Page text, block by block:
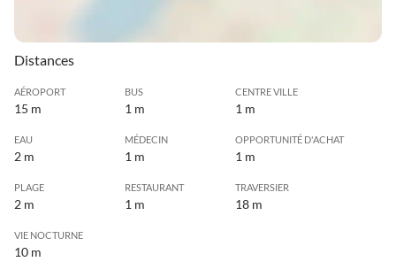
Distances
AÉROPORT
15 m
BUS
1 m
CENTRE VILLE
1 m
EAU
2 m
MÉDECIN
1 m
OPPORTUNITÉ D'ACHAT
1 m
PLAGE
2 m
RESTAURANT
1 m
TRAVERSIER
18 m
VIE NOCTURNE
10 m